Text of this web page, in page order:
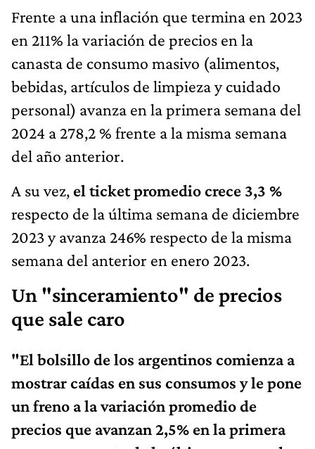
Frente a una inflación que termina en 2023
en 211% la variación de precios en la
canasta de consumo masivo (alimentos,
bebidas, artículos de limpieza y cuidado
personal) avanza en la primera semana del
2024 a 278,2 % frente a la misma semana
del año anterior.
A su vez, el ticket promedio crece 3,3 %
respecto de la última semana de diciembre
2023 y avanza 246% respecto de la misma
semana del anterior en enero 2023.
Un "sinceramiento" de precios
que sale caro
"El bolsillo de los argentinos comienza a
mostrar caídas en sus consumos y le pone
un freno a la variación promedio de
precios que avanzan 2,5% en la primera